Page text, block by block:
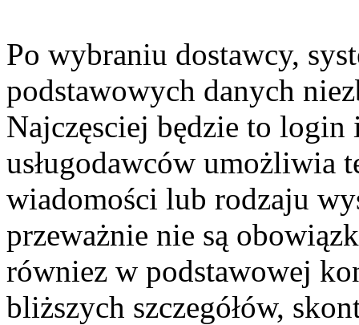
Po wybraniu dostawcy,
podstawowych danych
Najczęsciej będzie to login
usługodawców umożliwia
wiadomości lub rodzaju
przeważnie nie są
równiez w podstawowej
bliższych szczegółów,